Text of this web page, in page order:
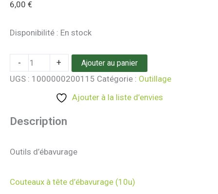
6,00 €
Disponibilité : En stock
- + Ajouter au panier
UGS : 1000000200115 Catégorie : Outillage
Ajouter à la liste d’envies
Description
Outils d’ébavurage
Couteaux à tête d’ébavurage (10u)